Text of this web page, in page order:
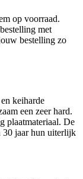
op voorraad.
met
bestelling zo
keiharde
een zeer hard.
plaatmateriaal. De
30 jaar hun uiterlijk